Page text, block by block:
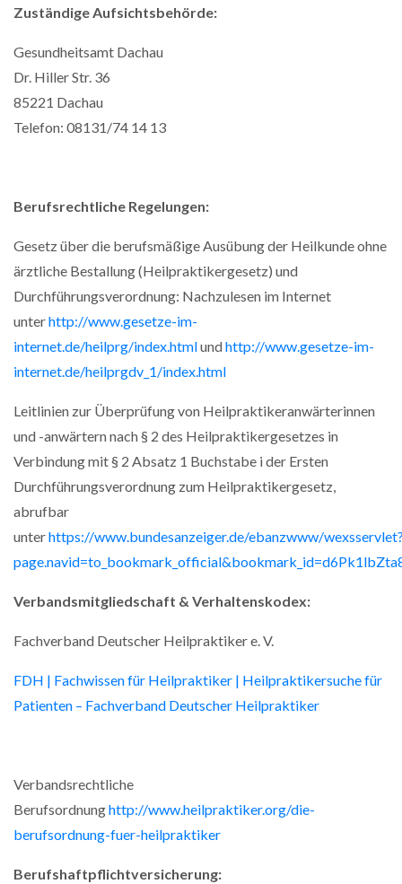
Zuständige Aufsichtsbehörde:
Gesundheitsamt Dachau
Dr. Hiller Str. 36
85221 Dachau
Telefon: 08131/74 14 13
Berufsrechtliche Regelungen:
Gesetz über die berufsmäßige Ausübung der Heilkunde ohne
ärztliche Bestallung (Heilpraktikergesetz) und
Durchführungsverordnung: Nachzulesen im Internet
unterhttp://www.gesetze-im-
internet.de/heilprg/index.htmlundhttp://www.gesetze-im-
internet.de/heilprgdv_1/index.html
Leitlinien zur Überprüfung von Heilpraktikeranwärterinnen
und -anwärtern nach § 2 des Heilpraktikergesetzes in
Verbindung mit § 2 Absatz 1 Buchstabe i der Ersten
Durchführungsverordnung zum Heilpraktikergesetz,
abrufbar
unterhttps://www.bundesanzeiger.de/ebanzwww/
Verbandsmitgliedschaft & Verhaltenskodex:
Fachverband Deutscher Heilpraktiker e. V.
FDH | Fachwissen für Heilpraktiker | Heilpraktikersuche für
Patienten – Fachverband Deutscher Heilpraktiker
Verbandsrechtliche
Berufsordnunghttp://www.heilpraktiker.org/die-
berufsordnung-fuer-heilpraktiker
Berufshaftpflichtversicherung: